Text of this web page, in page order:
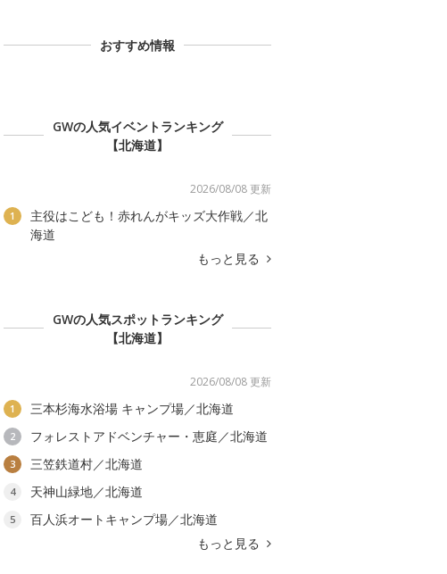
おすすめ情報
GWの人気イベントランキング
【北海道】
2026/08/08 更新
1
主役はこども！赤れんがキッズ大作戦／北
海道
もっと見る
GWの人気スポットランキング
【北海道】
2026/08/08 更新
1 三本杉海水浴場 キャンプ場／北海道
2 フォレストアドベンチャー・恵庭／北海道
3 三笠鉄道村／北海道
4 天神山緑地／北海道
5
百人浜オートキャンプ場／北海道
もっと見る